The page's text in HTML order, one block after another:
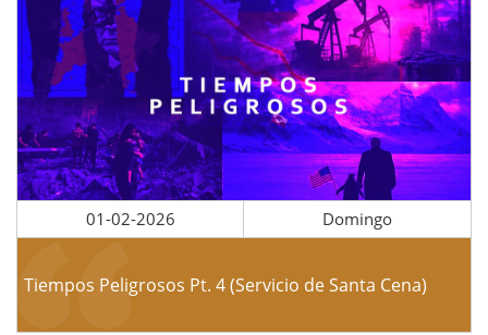
01-02-2026 Domingo
Tiempos Peligrosos Pt. 4 (Servicio de Santa Cena)